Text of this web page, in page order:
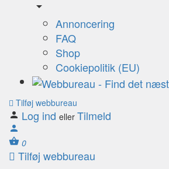
Annoncering
FAQ
Shop
Cookiepolitik (EU)
Tilføj webbureau
Log ind eller Tilmeld
0
Tilføj webbureau